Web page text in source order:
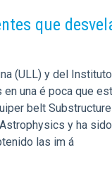
que
(ULL) y del
una é poca que
belt
y ha
las im á